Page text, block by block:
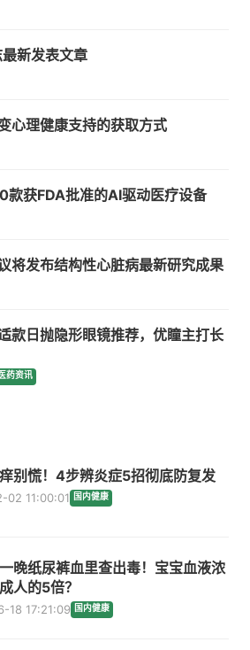
新发表文章
心理健康支持的获取方式
获FDA批准的AI驱动医疗设备
将发布结构性心脏病最新研究成果
款日抛隐形眼镜推荐，优瞳主打长
医药资讯
别慌！4步辨炎症5招彻底防复发
02 11:00:01 国内健康
晚纸尿裤血里查出毒！宝宝血液浓
人的5倍？
18 17:21:09 国内健康